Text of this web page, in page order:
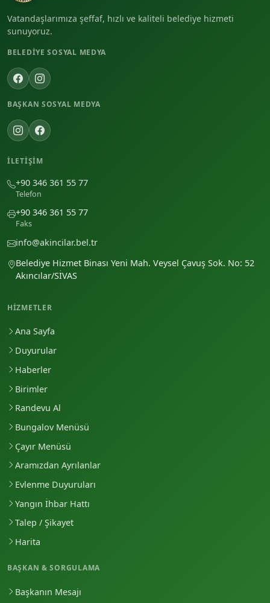
Vatandaşlarımıza şeffaf, hızlı ve kaliteli belediye hizmeti
sunuyoruz.
BELEDIYE SOSYAL MEDYA
BAŞKAN SOSYAL MEDYA
İLETIŞIM
+90 346 361 55 77
Telefon
+90 346 361 55 77
Faks
info@akincilar.bel.tr
Belediye Hizmet Binası Yeni Mah. Veysel Çavuş Sok. No: 52
Akıncılar/SİVAS
HIZMETLER
Ana Sayfa
Duyurular
Haberler
Birimler
Randevu Al
Bungalov Menüsü
Çayır Menüsü
Aramızdan Ayrılanlar
Evlenme Duyuruları
Yangın İhbar Hattı
Talep / Şikayet
Harita
BAŞKAN & SORGULAMA
Başkanın Mesajı